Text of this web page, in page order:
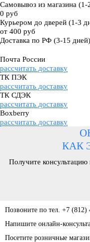
Самовывоз из магазина (1-
0 руб
Курьером до дверей (1-3
от 400 руб
Доставка по РФ (3-15 дней)
Почта России
рассчитать доставку
ТК ПЭК
рассчитать доставку
ТК СДЭК
рассчитать доставку
Boxberry
рассчитать доставку
КАК
Получите
Позвоните по тел. +7 (812)
Напишите онлайн-
Посетите розничные